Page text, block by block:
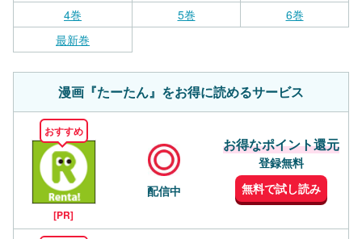
4巻
5巻
6巻
最新巻
漫画『たーたん』をお得に読めるサービス
おすすめ
[PR]
配信中
お得なポイント還元
登録無料
無料で試し読み